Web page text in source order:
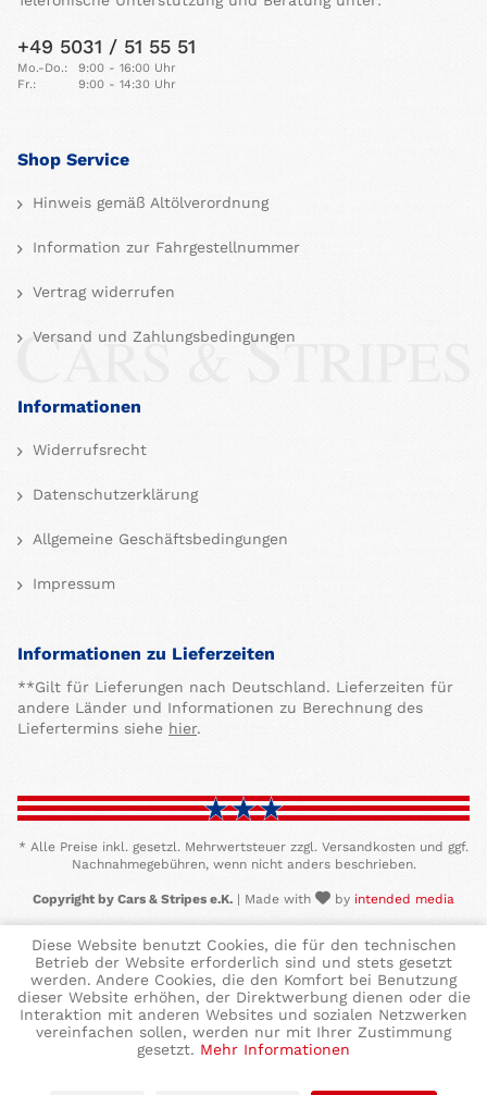
+49 5031 / 51 55 51
Mo.-Do.:
9:00 - 16:00 Uhr
Fr.:
9:00 - 14:30 Uhr
Shop Service
Hinweis gemäß Altölverordnung
Information zur Fahrgestellnummer
Vertrag widerrufen
Versand und Zahlungsbedingungen
Informationen
Widerrufsrecht
Datenschutzerklärung
Allgemeine Geschäftsbedingungen
Impressum
Informationen zu Lieferzeiten
**Gilt für Lieferungen nach Deutschland. Lieferzeiten für
andere Länder und Informationen zu Berechnung des
Liefertermins siehe hier.
* Alle Preise inkl. gesetzl. Mehrwertsteuer zzgl. Versandkosten und ggf.
Nachnahmegebühren, wenn nicht anders beschrieben.
Copyright by Cars & Stripes e.K. | Made with by intended media
Diese Website benutzt Cookies, die für den technischen
Betrieb der Website erforderlich sind und stets gesetzt
werden. Andere Cookies, die den Komfort bei Benutzung
dieser Website erhöhen, der Direktwerbung dienen oder die
Interaktion mit anderen Websites und sozialen Netzwerken
vereinfachen sollen, werden nur mit Ihrer Zustimmung
gesetzt. Mehr Informationen